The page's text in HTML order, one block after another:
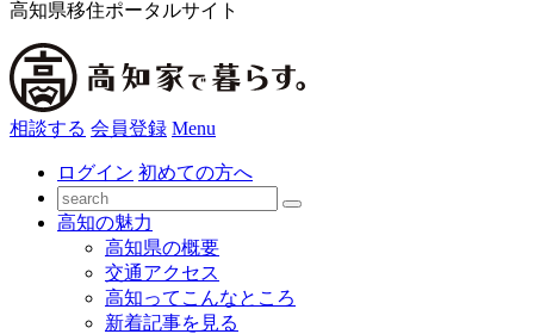
高知県移住ポータルサイト
相談する 会員登録 Menu
ログイン 初めての方へ
高知の魅力
高知県の概要
交通アクセス
高知ってこんなところ
新着記事を見る